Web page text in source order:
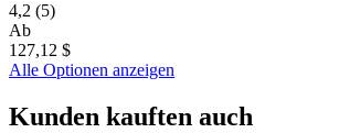
4,2 (5)
Ab
127,12 $
Alle Optionen anzeigen
Kunden kauften auch